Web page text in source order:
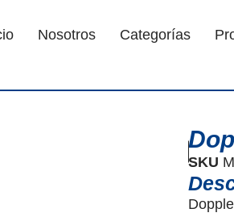
Nosotros Categorías
SKU